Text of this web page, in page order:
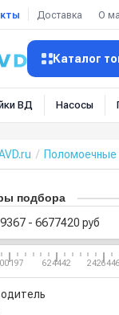
Доставка О
Каталог
ВД Насосы
подбора
- 6677420 руб
624442 2426446